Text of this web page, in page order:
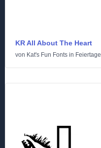
KR All About The Heart
von Kat's Fun Fonts in Feiertage